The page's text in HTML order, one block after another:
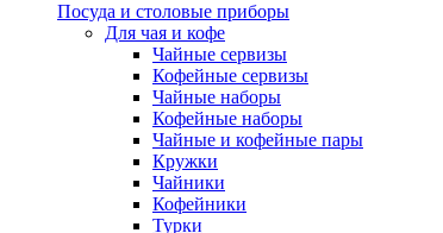
Посуда и столовые приборы
Для чая и кофе
Чайные сервизы
Кофейные сервизы
Чайные наборы
Кофейные наборы
Чайные и кофейные пары
Кружки
Чайники
Кофейники
Турки